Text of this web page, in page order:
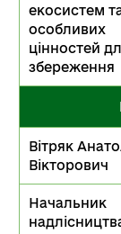
екосистем
особливих
цінностей
збереження
Вітряк
Вікторович
Начальник